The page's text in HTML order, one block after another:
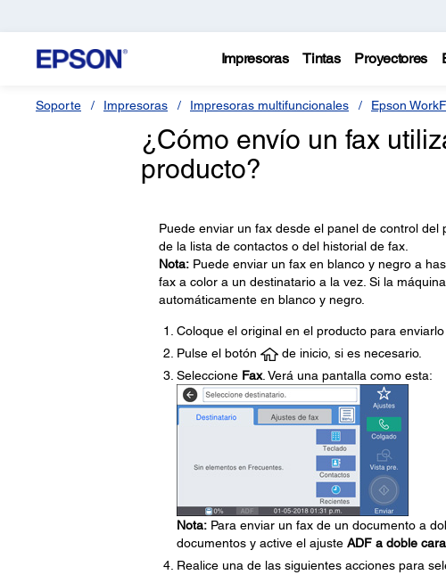
Impresoras Tintas Proyectores
Soporte Impresoras Impresoras multifuncionales Epson
¿Cómo envío un fax
producto?
Puede enviar un fax desde el panel de control
de la lista de contactos o del historial de fax.
Nota:Puede enviar un fax en blanco y negro a
fax a color a un destinatario a la vez. Si la
automáticamente en blanco y negro.
Coloque el original en el producto para enviarlo
Pulse el botón
de inicio, si es necesario.
Seleccione Fax. Verá una pantalla como esta:
Nota:Para enviar un fax de un documento a
documentos y active el ajuste ADF a doble cara
Realice una de las siguientes acciones para